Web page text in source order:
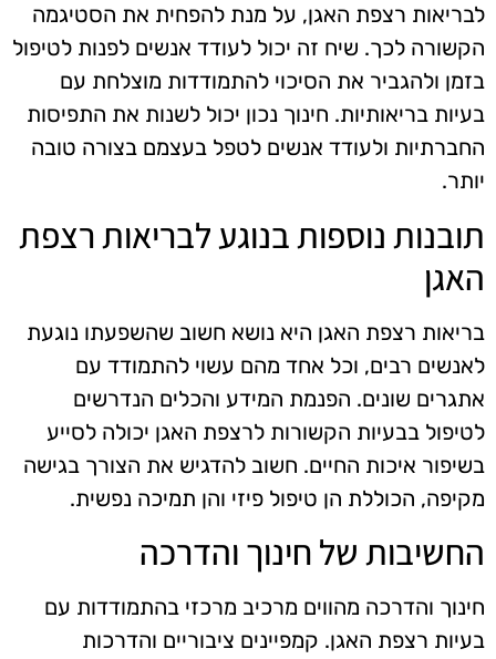
לבריאות רצפת האגן, על מנת להפחית את הסטיגמה
הקשורה לכך. שיח זה יכול לעודד אנשים לפנות לטיפול
בזמן ולהגביר את הסיכוי להתמודדות מוצלחת עם
בעיות בריאותיות. חינוך נכון יכול לשנות את התפיסות
החברתיות ולעודד אנשים לטפל בעצמם בצורה טובה
יותר.
תובנות נוספות בנוגע לבריאות רצפת
האגן
בריאות רצפת האגן היא נושא חשוב שהשפעתו נוגעת
לאנשים רבים, וכל אחד מהם עשוי להתמודד עם
אתגרים שונים. הפנמת המידע והכלים הנדרשים
לטיפול בבעיות הקשורות לרצפת האגן יכולה לסייע
בשיפור איכות החיים. חשוב להדגיש את הצורך בגישה
מקיפה, הכוללת הן טיפול פיזי והן תמיכה נפשית.
החשיבות של חינוך והדרכה
חינוך והדרכה מהווים מרכיב מרכזי בהתמודדות עם
בעיות רצפת האגן. קמפיינים ציבוריים והדרכות